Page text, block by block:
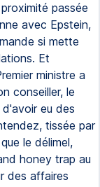
passée
avec Epstein,
si mette
Et
ministre a
conseiller, le
eu des
tissée par
le délimel,
honey trap au
des affaires